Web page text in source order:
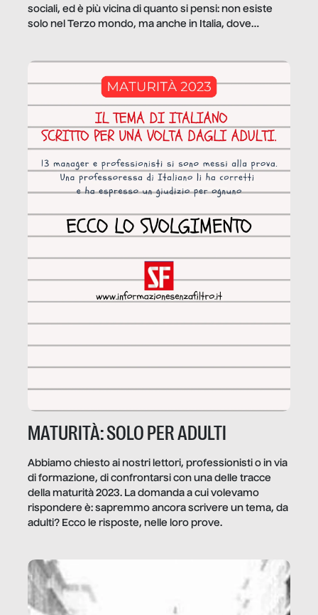
sociali, ed è più vicina di quanto si pensi: non esiste
solo nel Terzo mondo, ma anche in Italia, dove
MATURITÀ: SOLO PER ADULTI
Abbiamo chiesto ai nostri lettori, professionisti o in via
di formazione, di confrontarsi con una delle tracce
della maturità 2023. La domanda a cui volevamo
rispondere è: sapremmo ancora scrivere un tema, da
adulti? Ecco le risposte, nelle loro prove.